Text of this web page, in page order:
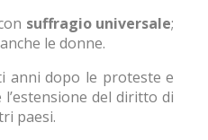
suffragio universale;
le donne.
anni dopo le proteste e
del diritto di
paesi.